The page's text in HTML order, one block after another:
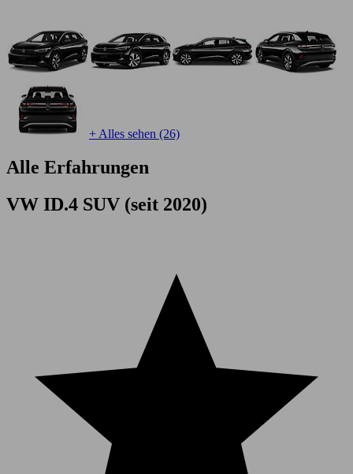
+ Alles sehen (26)
Alle Erfahrungen
VW ID.4 SUV (seit 2020)